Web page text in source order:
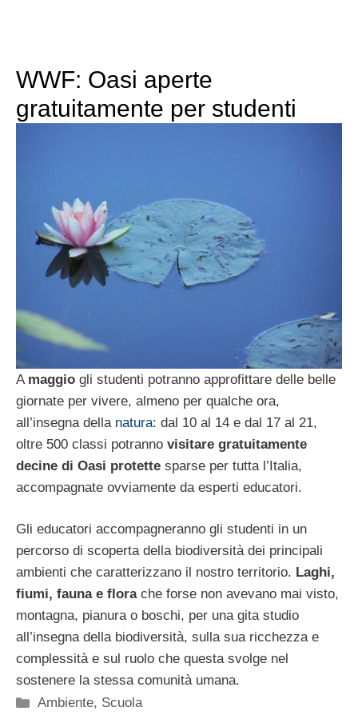
WWF: Oasi aperte
gratuitamente per studenti
A maggio gli studenti potranno approfittare delle belle
giornate per vivere, almeno per qualche ora,
all’insegna della natura: dal 10 al 14 e dal 17 al 21,
oltre 500 classi potranno visitare gratuitamente
decine di Oasi protette sparse per tutta l’Italia,
accompagnate ovviamente da esperti educatori.
Gli educatori accompagneranno gli studenti in un
percorso di scoperta della biodiversità dei principali
ambienti che caratterizzano il nostro territorio. Laghi,
fiumi, fauna e florache forse non avevano mai visto,
montagna, pianura o boschi, per una gita studio
all’insegna della biodiversità, sulla sua ricchezza e
complessità e sul ruolo che questa svolge nel
sostenere la stessa comunità umana.
Categorie
Ambiente, Scuola